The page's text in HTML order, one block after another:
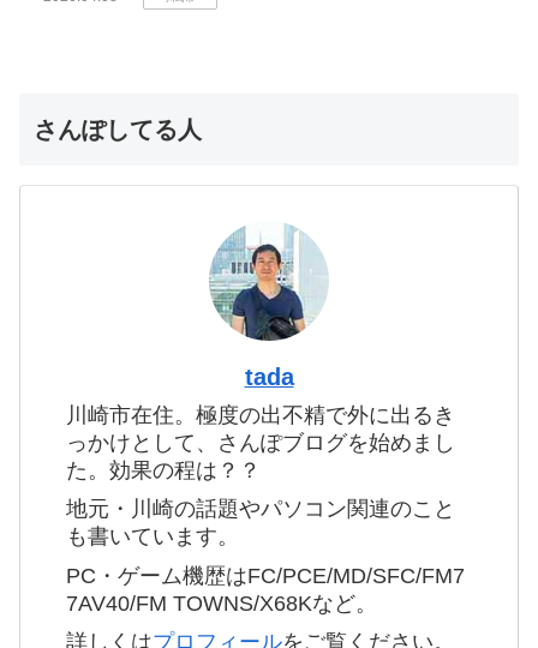
さんぽしてる人
tada
川崎市在住。極度の出不精で外に出るき
っかけとして、さんぽブログを始めまし
た。効果の程は？？
地元・川崎の話題やパソコン関連のこと
も書いています。
PC・ゲーム機歴はFC/PCE/MD/SFC/FM7
7AV40/FM TOWNS/X68Kなど。
詳しくはプロフィールをご覧ください。